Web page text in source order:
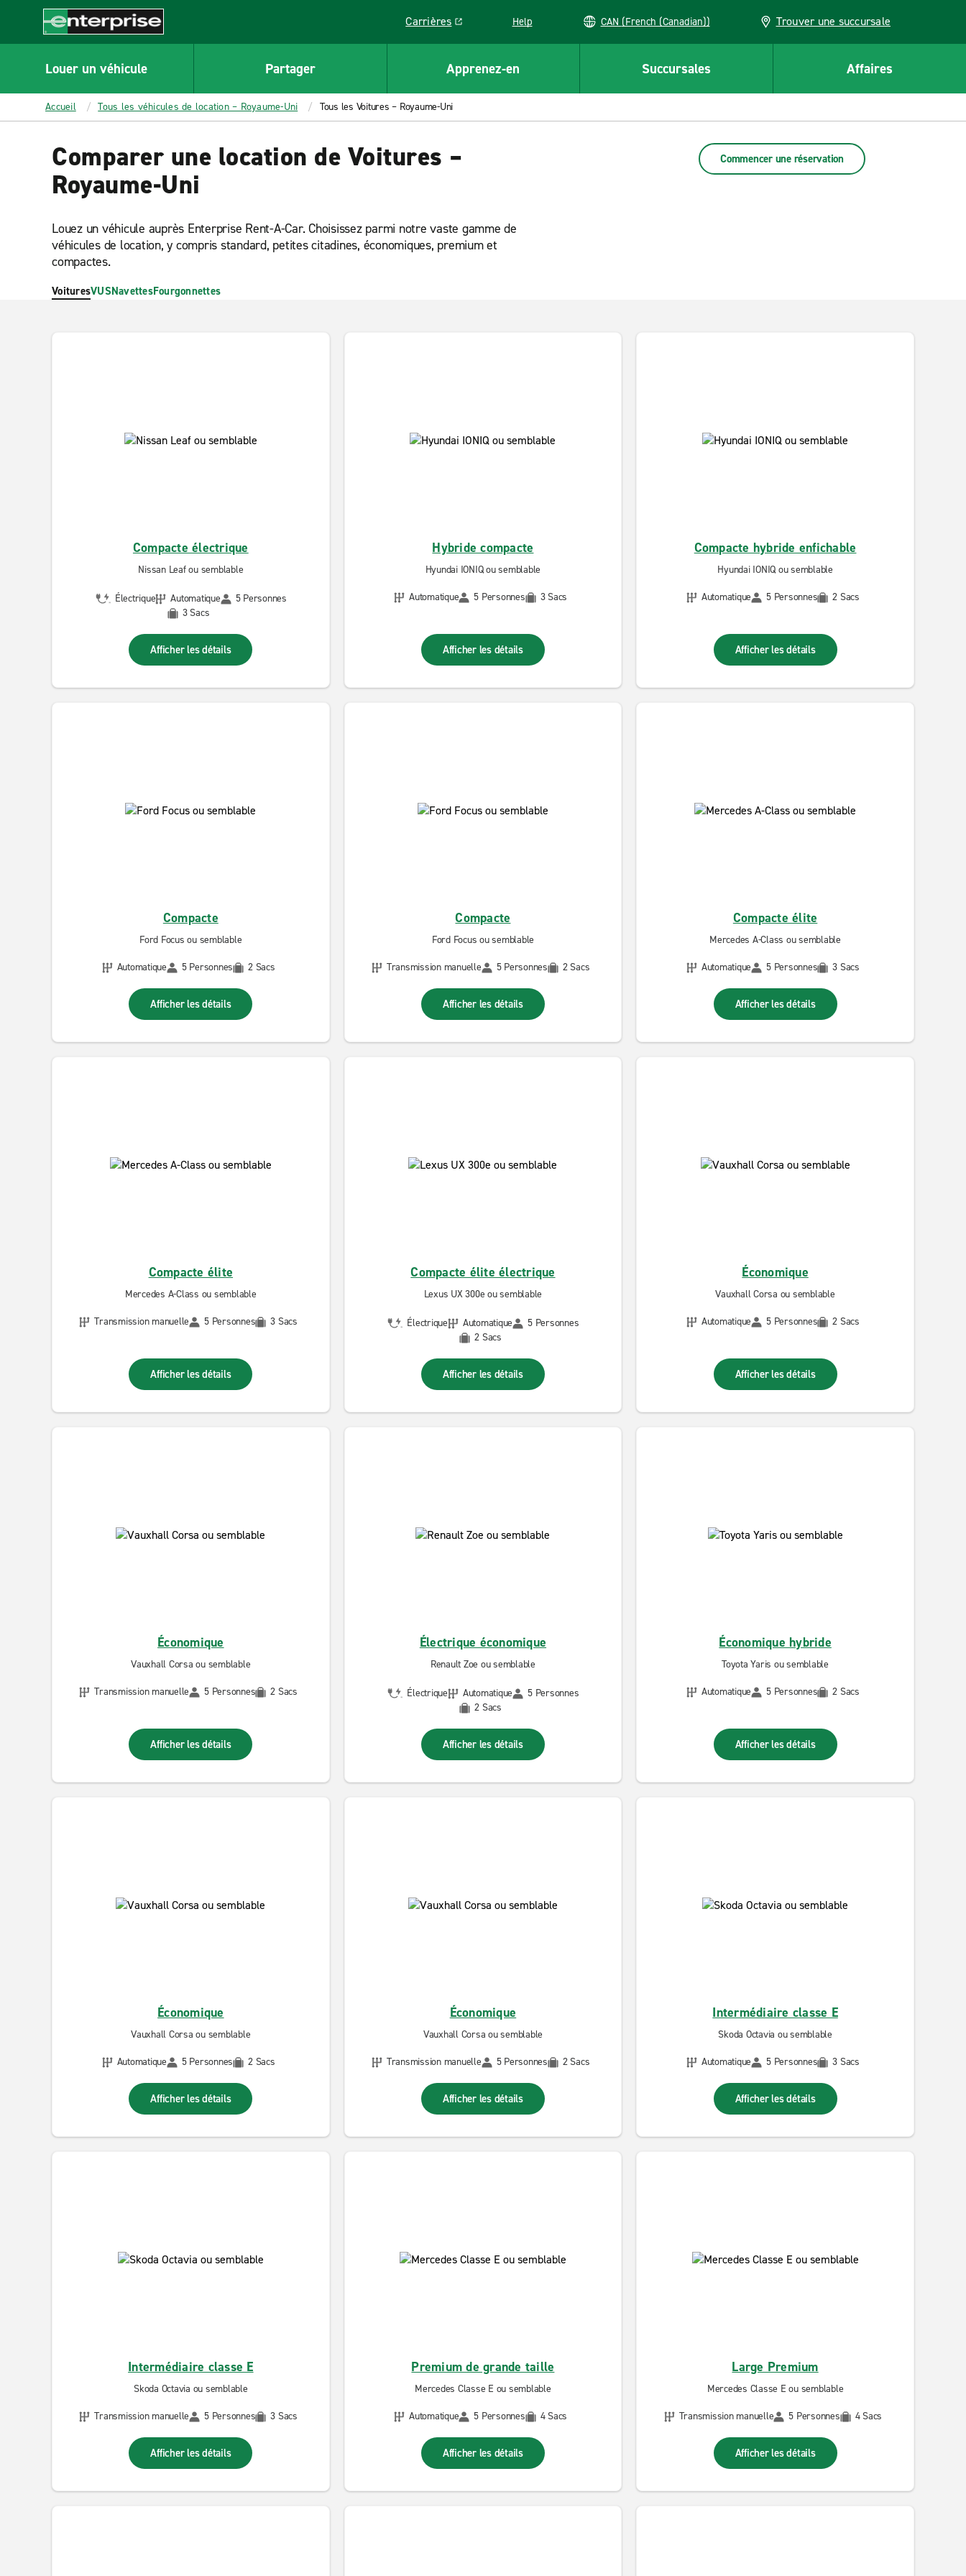
CONTENT
Enterprise
Carrières
Link opens in a new window
Help CAN (French (Canadian)) Trouver une succursale
Louer un véhicule Partager Apprenez-en Succursales Affaires
Accueil Tous les véhicules de location – Royaume-Uni Tous les Voitures – Royaume-Uni
Comparer une location de Voitures –
Royaume-Uni
Louez un véhicule auprès Enterprise Rent-A-Car. Choisissez parmi notre vaste gamme de
véhicules de location, y compris standard, petites citadines, économiques, premium et
compactes.
Commencer une réservation
VoituresVUSNavettesFourgonnettes
Compacte électrique
Nissan Leaf ou semblable
Électrique Automatique
5 Personnes
3 Sacs
Afficher les détails
Hybride compacte
Hyundai IONIQ ou semblable
Automatique
5 Personnes 3 Sacs
Afficher les détails
Compacte hybride enfichable
Hyundai IONIQ ou semblable
Automatique
5 Personnes 2 Sacs
Afficher les détails
Compacte
Ford Focus ou semblable
Automatique
5 Personnes 2 Sacs
Afficher les détails
Compacte
Ford Focus ou semblable
Transmission manuelle
5 Personnes 2 Sacs
Afficher les détails
Compacte élite
Mercedes A-Class ou semblable
Automatique
5 Personnes 3 Sacs
Afficher les détails
Compacte élite
Mercedes A-Class ou semblable
Transmission manuelle
5 Personnes 3 Sacs
Afficher les détails
Compacte élite électrique
Lexus UX 300e ou semblable
Électrique Automatique
5 Personnes
2 Sacs
Afficher les détails
Économique
Vauxhall Corsa ou semblable
Automatique
5 Personnes 2 Sacs
Afficher les détails
Économique
Vauxhall Corsa ou semblable
Transmission manuelle
5 Personnes 2 Sacs
Afficher les détails
Électrique économique
Renault Zoe ou semblable
Électrique Automatique
5 Personnes
2 Sacs
Afficher les détails
Économique hybride
Toyota Yaris ou semblable
Automatique
5 Personnes 2 Sacs
Afficher les détails
Économique
Vauxhall Corsa ou semblable
Automatique
5 Personnes 2 Sacs
Afficher les détails
Économique
Vauxhall Corsa ou semblable
Transmission manuelle
5 Personnes 2 Sacs
Afficher les détails
Intermédiaire classe E
Skoda Octavia ou semblable
Automatique
5 Personnes 3 Sacs
Afficher les détails
Intermédiaire classe E
Skoda Octavia ou semblable
Transmission manuelle
5 Personnes 3 Sacs
Afficher les détails
Premium de grande taille
Mercedes Classe E ou semblable
Automatique
5 Personnes 4 Sacs
Afficher les détails
Large Premium
Mercedes Classe E ou semblable
Transmission manuelle
5 Personnes 4 Sacs
Afficher les détails